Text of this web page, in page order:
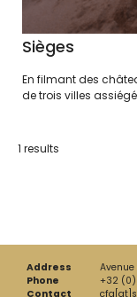
Sièges
En filmant des
de trois villes
1 results
Address
Avenue
Phone
+32
Contact